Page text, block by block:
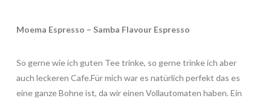
Moema Espresso – Samba Flavour Espresso
So gerne wie ich guten Tee trinke, so gerne trinke ich aber
auch leckeren Cafe.Für mich war es natürlich perfekt das es
eine ganze Bohne ist, da wir einen Vollautomaten haben. Ein